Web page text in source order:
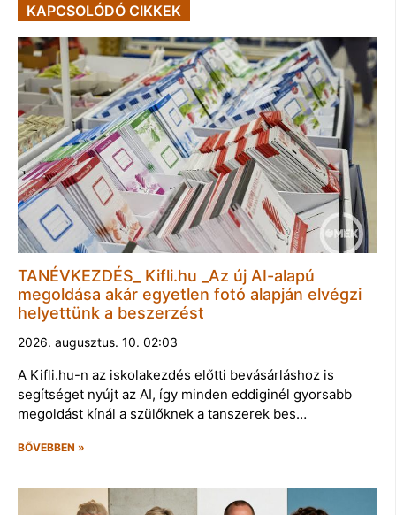
KAPCSOLÓDÓ CIKKEK
TANÉVKEZDÉS_ Kifli.hu _Az új AI-alapú
megoldása akár egyetlen fotó alapján elvégzi
helyettünk a beszerzést
2026. augusztus. 10. 02:03
A Kifli.hu-n az iskolakezdés előtti bevásárláshoz is
segítséget nyújt az AI, így minden eddiginél gyorsabb
megoldást kínál a szülőknek a tanszerek bes…
BŐVEBBEN »